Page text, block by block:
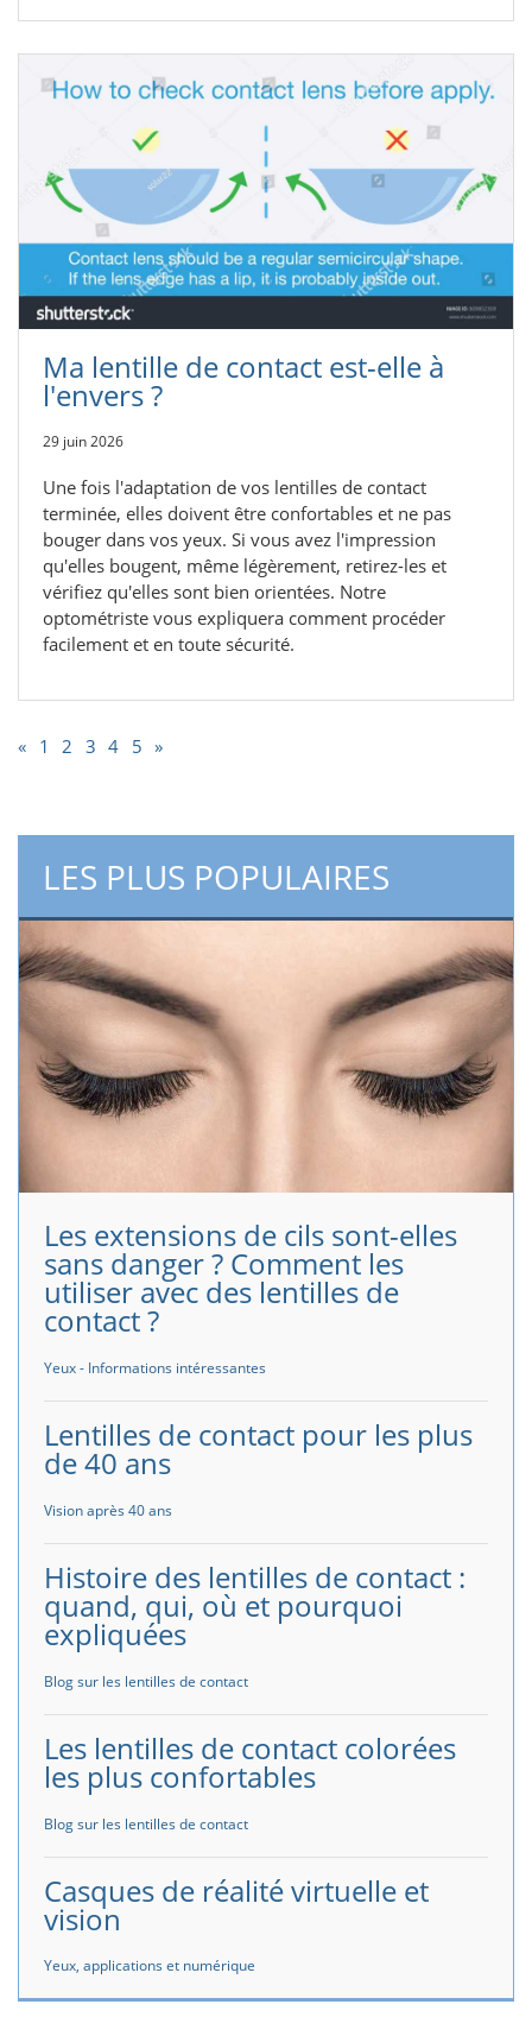
Ma lentille de contact est-elle à
l'envers ?
29 juin 2026
Une fois l'adaptation de vos lentilles de contact
terminée, elles doivent être confortables et ne pas
bouger dans vos yeux. Si vous avez l'impression
qu'elles bougent, même légèrement, retirez-les et
vérifiez qu'elles sont bien orientées. Notre
optométriste vous expliquera comment procéder
facilement et en toute sécurité.
« 1 2 3 4 5 »
LES PLUS POPULAIRES
Les extensions de cils sont-elles
sans danger ? Comment les
utiliser avec des lentilles de
contact ?
Yeux - Informations intéressantes
Lentilles de contact pour les plus
de 40 ans
Vision après 40 ans
Histoire des lentilles de contact :
quand, qui, où et pourquoi
expliquées
Blog sur les lentilles de contact
Les lentilles de contact colorées
les plus confortables
Blog sur les lentilles de contact
Casques de réalité virtuelle et
vision
Yeux, applications et numérique